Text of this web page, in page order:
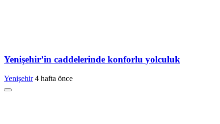
Yenişehir’in caddelerinde konforlu yolculuk
Yenişehir 4 hafta önce